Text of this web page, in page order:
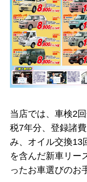
当店では、車検2
税7年分、登録諸
み、オイル交換13
を含んだ新車リー
ったお車選びのお